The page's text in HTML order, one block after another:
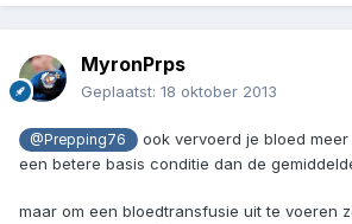
MyronPrps
Geplaatst: 18 oktober 2013
@Prepping76
ook vervoerd je bloed
een betere basis conditie dan de
maar om een bloedtransfusie uit te voeren